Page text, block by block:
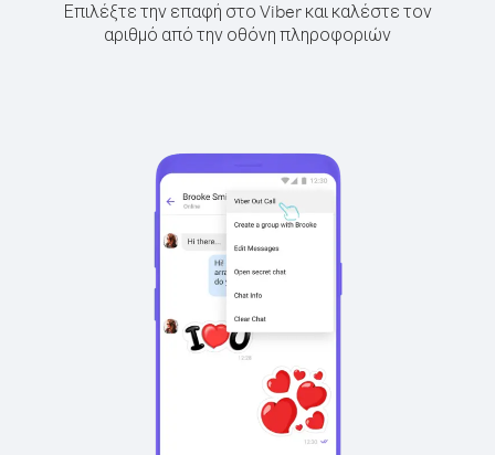
Επιλέξτε την επαφή στο Viber και καλέστε τον
αριθμό από την οθόνη πληροφοριών